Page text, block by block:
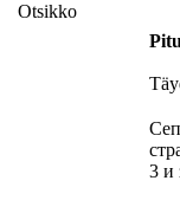
Otsikko
3 и